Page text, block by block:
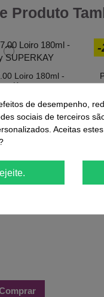
Produto
Loiro 180ml -
€ 5,67 €
-
de desempenho,
sociais de terceiros
Aceitas